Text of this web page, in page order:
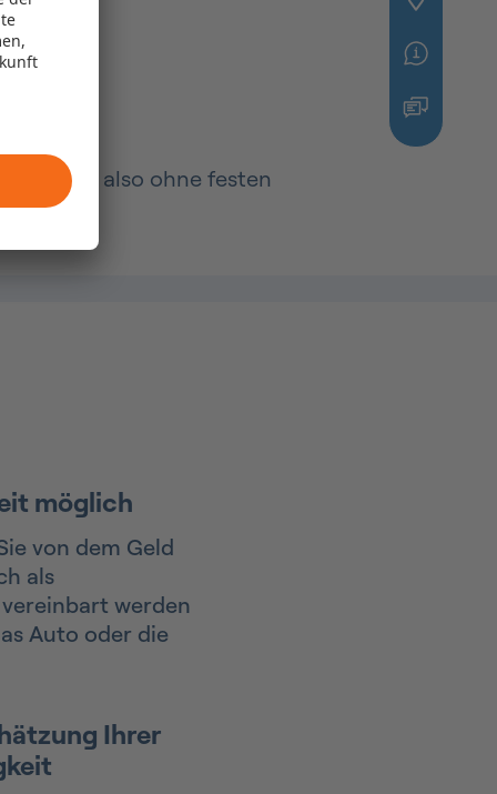
„frei“, also ohne festen
möglich
von dem Geld
als
werden
Auto oder die
Ihrer